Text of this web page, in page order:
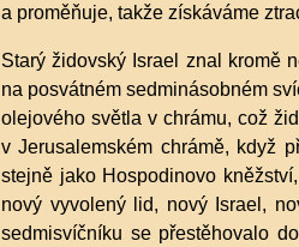
a proměňuje, takže získáváme
Starý židovský Israel znal kromě
na posvátném sedminásobném
olejového světla v chrámu, což
v Jerusalemském chrámě, když
stejně jako Hospodinovo
nový vyvolený lid, nový Israel,
sedmisvíčníku se přestěhovalo